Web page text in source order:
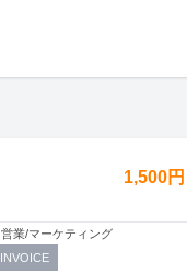
1,500
営業/マーケティング
INVOICE